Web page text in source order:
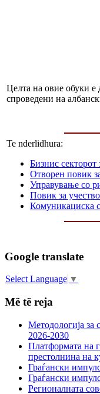
Целта на овие обуки е
спроведени на
Te nderlidhura:
Бизнис секторот
Отворен повик
Управување со
Повик за
Комуникациска
Google translate
Select Language ▼
Më të reja
Методологија за
2026-2030
Платформата на
престолнина на
Граѓански
Граѓански
Регионалната